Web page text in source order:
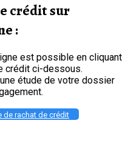
crédit sur
:
est possible en cliquant
crédit ci-dessous.
étude de votre dossier
de rachat de crédit